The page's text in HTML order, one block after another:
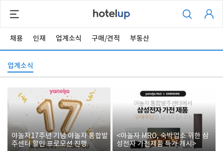
채용 인재 업계소식 구매/견적 부동산
업계소식
야놀자17주년 기념 야놀자 통합발
주센터 할인 프로모션 진행
<야놀자 MRO, 숙박업소 위한 삼
성전자 가전제품 특가 개시>